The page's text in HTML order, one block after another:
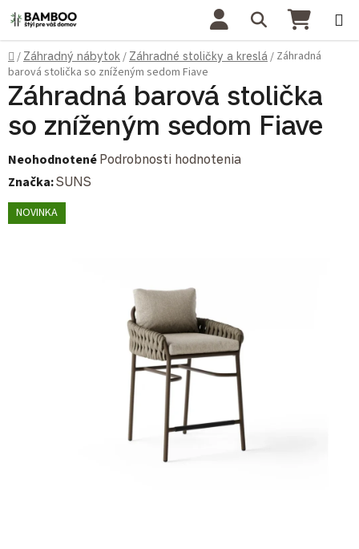
Prejsť na obsah Hľadať
Domov
/ Záhradný nábytok / Záhradné stoličky a kreslá / Záhradná
barová stolička so zníženým sedom Fiave
Záhradná barová stolička
so zníženým sedom Fiave
Priemerné hodnotenie produktu je 0,0 z 5 hviezdičiek.
Neohodnotené Podrobnosti hodnotenia
Značka:SUNS
NOVINKA